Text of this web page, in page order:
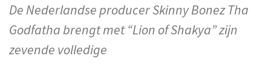
De Nederlandse producer Skinny Bonez Tha
Godfatha brengt met “Lion of Shakya” zijn
zevende volledige